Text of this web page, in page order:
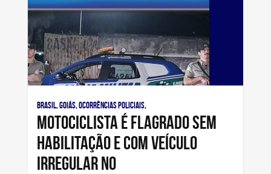
Brasil, Goiás, Ocorrências Policiais,
Motociclista é flagrado sem
habilitação e com veículo
irregular no